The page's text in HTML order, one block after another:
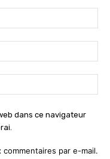
:*
:*
:
dans ce navigateur
par e-mail.